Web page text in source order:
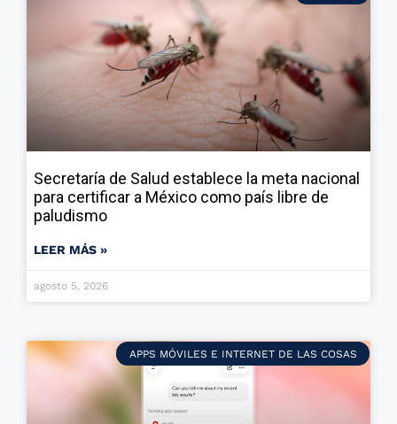
Secretaría de Salud establece la meta nacional
para certificar a México como país libre de
paludismo
LEER MÁS »
agosto 5, 2026
APPS MÓVILES E INTERNET DE LAS COSAS